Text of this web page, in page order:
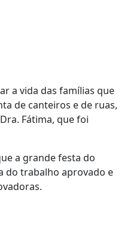
a vida das famílias que
de canteiros e de ruas,
Fátima, que foi
a grande festa do
do trabalho aprovado e